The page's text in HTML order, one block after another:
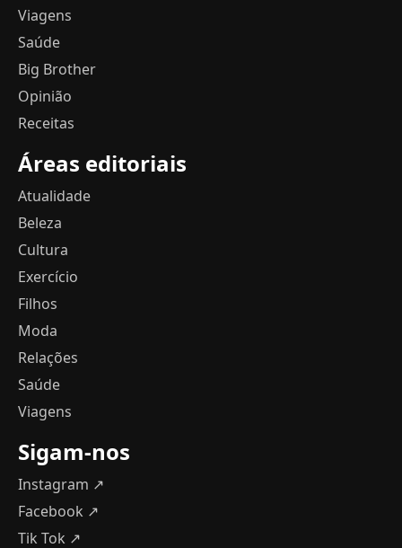
Viagens
Saúde
Big Brother
Opinião
Receitas
Áreas editoriais
Atualidade
Beleza
Cultura
Exercício
Filhos
Moda
Relações
Saúde
Viagens
Sigam-nos
Instagram ↗
Facebook ↗
Tik Tok ↗